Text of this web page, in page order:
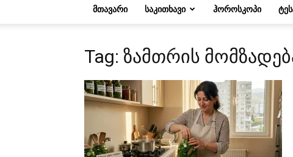
ᲛᲗᲐᲕᲐᲠᲘ ᲡᲐᲙᲘᲗᲮᲐᲕᲘ ᲰᲝᲠᲝᲡᲙᲝᲞᲘ
Tag: ზამთრის